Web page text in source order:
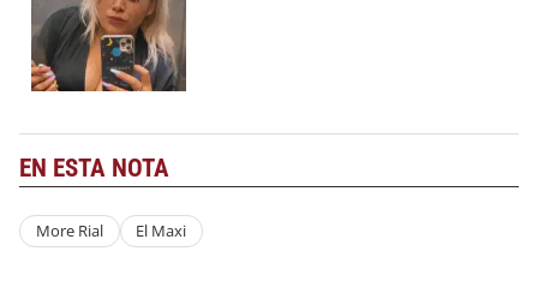
EN ESTA NOTA
More Rial El Maxi